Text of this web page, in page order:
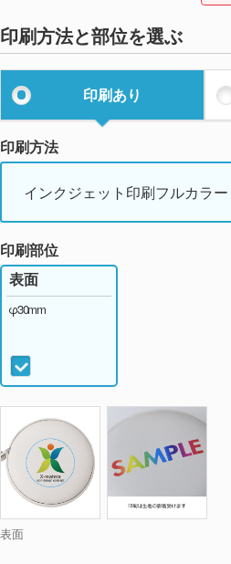
印刷方法と部位を選ぶ
印刷あり
印刷方法
インクジェット印刷フルカラー
印刷部位
表面
表面
φ30mm